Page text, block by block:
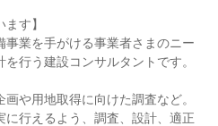
す】
業を手がける事業者さまのニー
行う建設コンサルタントです。
や用地取得に向けた調査など。
行えるよう、調査、設計、適正